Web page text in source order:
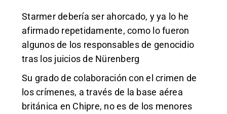
Starmer debería ser ahorcado, y ya lo he
afirmado repetidamente, como lo fueron
algunos de los responsables de genocidio
tras los juicios de Nürenberg
Su grado de colaboración con el crimen de
los crímenes, a través de la base aérea
británica en Chipre, no es de los menores